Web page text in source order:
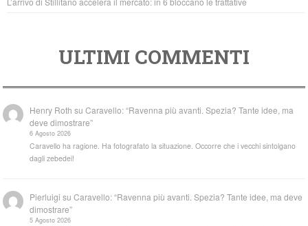
ULTIMI COMMENTI
Henry Roth suCaravello: “Ravenna più avanti. Spezia? Tante idee, ma
deve dimostrare”
6 Agosto 2026
Caravello ha ragione. Ha fotografato la situazione. Occorre che i vecchi sintolgano
dagli zebedei!
Pierluigi suCaravello: “Ravenna più avanti. Spezia? Tante idee, ma deve
dimostrare”
5 Agosto 2026